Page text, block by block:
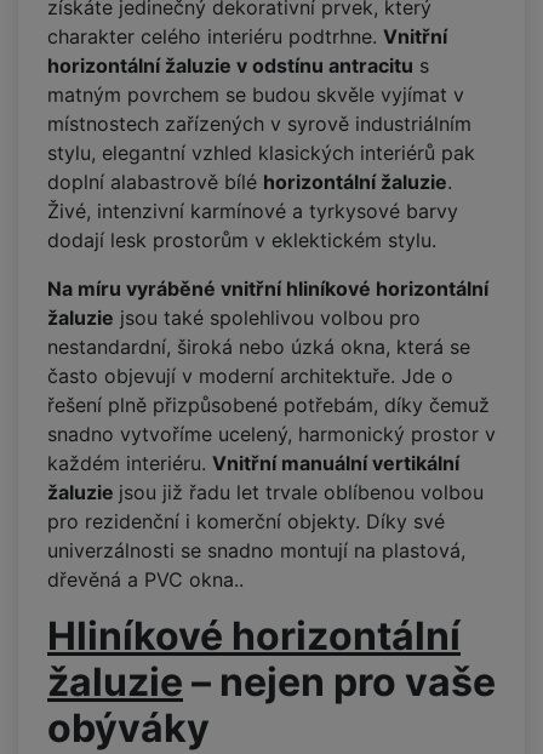
získáte jedinečný dekorativní prvek, který
charakter celého interiéru podtrhne. Vnitřní
horizontální žaluzie v odstínu antracitu s
matným povrchem se budou skvěle vyjímat v
místnostech zařízených v syrově industriálním
stylu, elegantní vzhled klasických interiérů pak
doplní alabastrově bílé horizontální žaluzie.
Živé, intenzivní karmínové a tyrkysové barvy
dodají lesk prostorům v eklektickém stylu.
Na míru vyráběné vnitřní hliníkové horizontální
žaluzie jsou také spolehlivou volbou pro
nestandardní, široká nebo úzká okna, která se
často objevují v moderní architektuře. Jde o
řešení plně přizpůsobené potřebám, díky čemuž
snadno vytvoříme ucelený, harmonický prostor v
každém interiéru. Vnitřní manuální vertikální
žaluzie jsou již řadu let trvale oblíbenou volbou
pro rezidenční i komerční objekty. Díky své
univerzálnosti se snadno montují na plastová,
dřevěná a PVC okna..
Hliníkové horizontální
žaluzie – nejen pro vaše
obýváky